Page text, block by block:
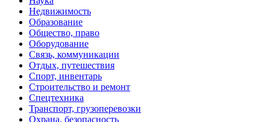
Недвижимость
Образование
Общество, право
Оборудование
Связь, коммуникации
Отдых, путешествия
Спорт, инвентарь
Строительство и ремонт
Спецтехника
Транспорт, грузоперевозки
Охрана, безопасность